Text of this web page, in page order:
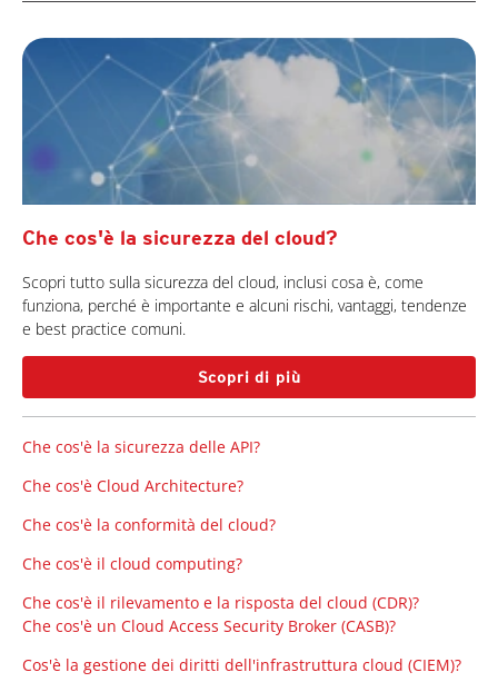
Che cos'è la sicurezza del cloud?
Scopri tutto sulla sicurezza del cloud, inclusi cosa è, come
funziona, perché è importante e alcuni rischi, vantaggi, tendenze
e best practice comuni.
Scopri di più
Che cos'è la sicurezza delle API?
Che cos'è Cloud Architecture?
Che cos'è la conformità del cloud?
Che cos'è il cloud computing?
Che cos'è il rilevamento e la risposta del cloud (CDR)?
Che cos'è un Cloud Access Security Broker (CASB)?
Cos'è la gestione dei diritti dell'infrastruttura cloud (CIEM)?